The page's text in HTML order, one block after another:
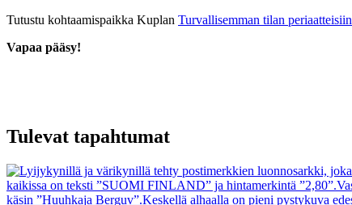
Tutustu kohtaamispaikka Kuplan Turvallisemman tilan periaatteisiin
Vapaa pääsy!
Tulevat tapahtumat